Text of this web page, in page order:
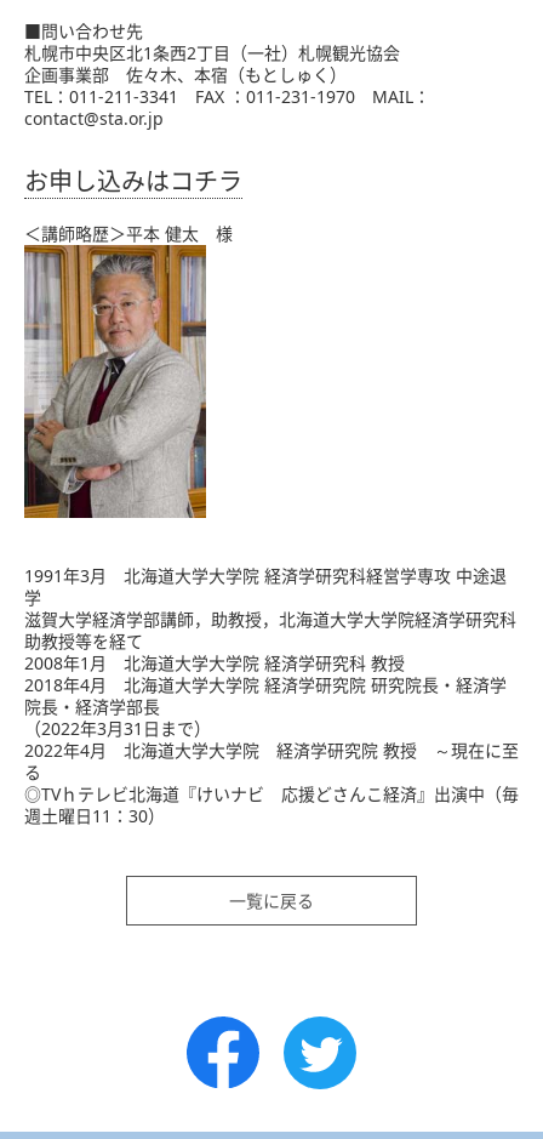
■問い合わせ先
札幌市中央区北1条西2丁目（一社）札幌観光協会
企画事業部 佐々木、本宿（もとしゅく）
TEL：011-211-3341 FAX ：011-231-1970 MAIL：
contact@sta.or.jp
お申し込みはコチラ
＜講師略歴＞平本 健太 様
1991年3月 北海道大学大学院 経済学研究科経営学専攻 中途退
学
滋賀大学経済学部講師，助教授，北海道大学大学院経済学研究科
助教授等を経て
2008年1月 北海道大学大学院 経済学研究科 教授
2018年4月 北海道大学大学院 経済学研究院 研究院長・経済学
院長・経済学部長
（2022年3月31日まで）
2022年4月 北海道大学大学院 経済学研究院 教授 ～現在に至
る
◎TVｈテレビ北海道『けいナビ 応援どさんこ経済』出演中（毎
週土曜日11：30）
一覧に戻る